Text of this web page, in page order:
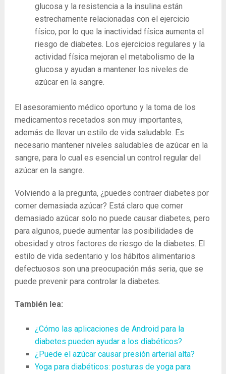
glucosa y la resistencia a la insulina están
estrechamente relacionadas con el ejercicio
físico, por lo que la inactividad física aumenta el
riesgo de diabetes. Los ejercicios regulares y la
actividad física mejoran el metabolismo de la
glucosa y ayudan a mantener los niveles de
azúcar en la sangre.
El asesoramiento médico oportuno y la toma de los
medicamentos recetados son muy importantes,
además de llevar un estilo de vida saludable. Es
necesario mantener niveles saludables de azúcar en la
sangre, para lo cual es esencial un control regular del
azúcar en la sangre.
Volviendo a la pregunta, ¿puedes contraer diabetes por
comer demasiada azúcar? Está claro que comer
demasiado azúcar solo no puede causar diabetes, pero
para algunos, puede aumentar las posibilidades de
obesidad y otros factores de riesgo de la diabetes. El
estilo de vida sedentario y los hábitos alimentarios
defectuosos son una preocupación más seria, que se
puede prevenir para controlar la diabetes.
También lea:
¿Cómo las aplicaciones de Android para la
diabetes pueden ayudar a los diabéticos?
¿Puede el azúcar causar presión arterial alta?
Yoga para diabéticos: posturas de yoga para